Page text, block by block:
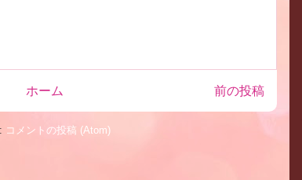
前の投稿
ホーム
コメントの投稿 (Atom)